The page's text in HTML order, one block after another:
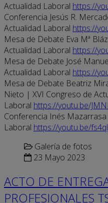
Actualidad Laboral https://
Conferencia Jesús R.
Actualidad Laboral https://
Mesa de Debate Eva Mª
Actualidad Laboral https://
Mesa de Debate José
Actualidad Laboral https://
Mesa de Debate Beatriz
Nieto | XVI Congreso de
Laboral https://youtu.be/
Conferencia Inés
Laboral https://youtu.be/
Galería de fotos
23 Mayo 2023
ACTO DE
PROFESIONALES